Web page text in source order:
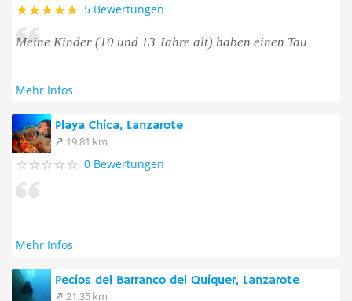
5 Bewertungen
Meine Kinder (10 und 13 Jahre alt) haben einen Tau
Mehr Infos
Playa Chica, Lanzarote
19.81 km
0 Bewertungen
Mehr Infos
Pecios del Barranco del Quiquer, Lanzarote
21.35 km